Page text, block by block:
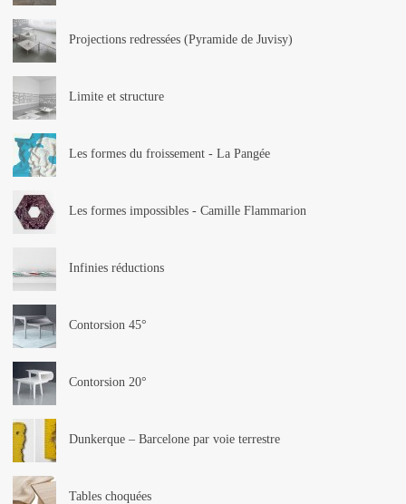
Projections redressées (Pyramide de Juvisy)
Limite et structure
Les formes du froissement - La Pangée
Les formes impossibles - Camille Flammarion
Infinies réductions
Contorsion 45°
Contorsion 20°
Dunkerque – Barcelone par voie terrestre
Tables choquées